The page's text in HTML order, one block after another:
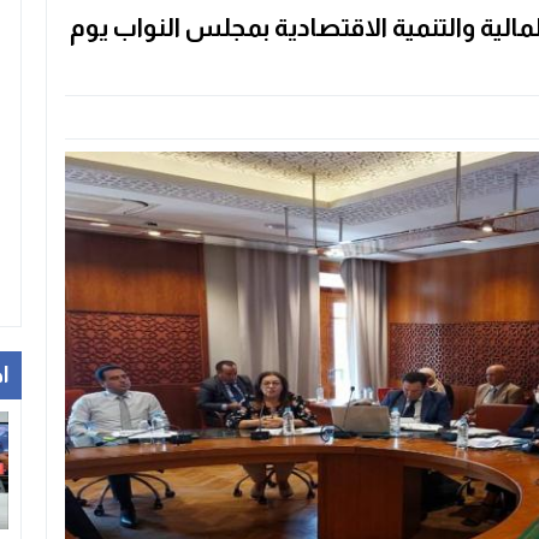
والتنمية الاقتصادية بمجلس النواب يوم